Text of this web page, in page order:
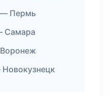
— Пермь
Самара